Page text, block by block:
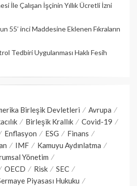
İle Çalışan İşçinin Yıllık Üc­retli İzni
55’ inci Maddesine Eklenen Fıkraların
Tedbiri Uygulanması Haklı Fesih
Birleşik Devletleri
Avrupa
Birleşik Krallık
Covid-19
Enflasyon ESG
Finans
IMF
Kamuyu Aydınlatma
Yönetim
OECD Risk
SEC
Piyasası Hukuku